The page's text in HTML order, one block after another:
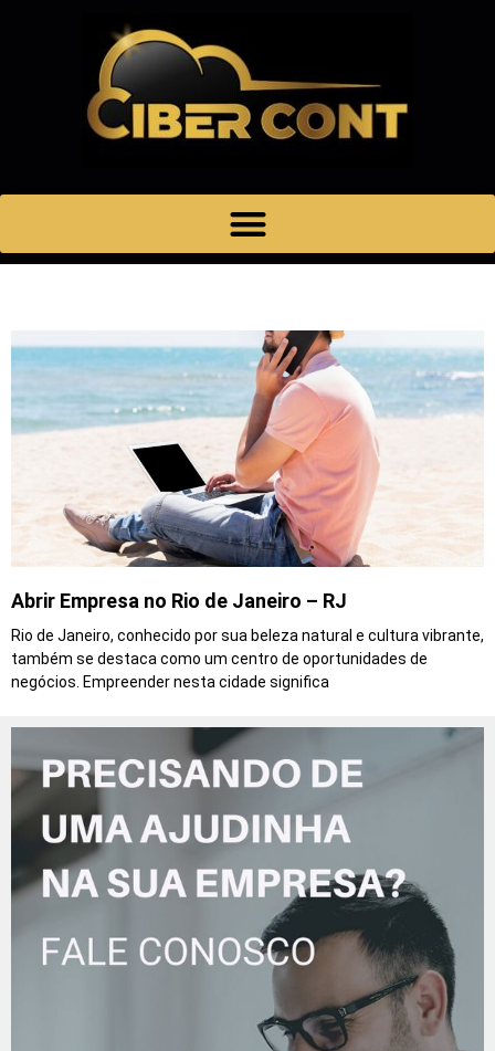
Abrir Empresa no Rio de Janeiro – RJ
Rio de Janeiro, conhecido por sua beleza natural e cultura vibrante,
também se destaca como um centro de oportunidades de
negócios. Empreender nesta cidade significa